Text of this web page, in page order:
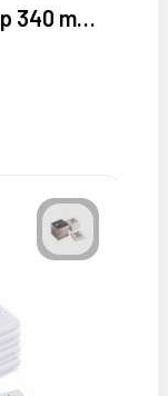
Circular&Co Returnable Cup 340 ml koffiebeker